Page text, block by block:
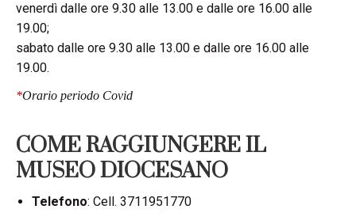
venerdì dalle ore 9.30 alle 13.00 e dalle ore 16.00 alle
19.00;
sabato dalle ore 9.30 alle 13.00 e dalle ore 16.00 alle
19.00.
*Orario periodo Covid
COME RAGGIUNGERE IL
MUSEO DIOCESANO
Telefono: Cell. 3711951770